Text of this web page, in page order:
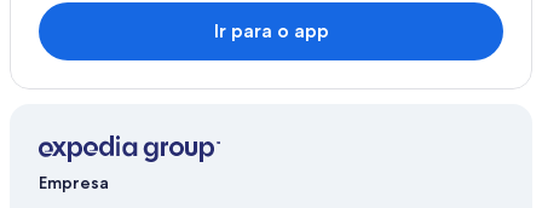
Kyogle
Nimbin
Ir para o app
Empresa